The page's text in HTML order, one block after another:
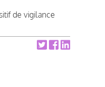
de vigilance